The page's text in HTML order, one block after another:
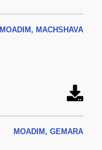
MOADIM, MACHSHAVA
MOADIM, GEMARA